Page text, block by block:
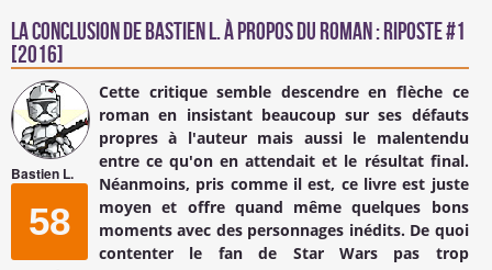
La conclusion deBastien L.à propos du Roman : Riposte #1
[2016]
Bastien L.
58
Cette critique semble descendre en flèche ce
roman en insistant beaucoup sur ses défauts
propres à l'auteur mais aussi le malentendu
entre ce qu'on en attendait et le résultat final.
Néanmoins, pris comme il est, ce livre est juste
moyen et offre quand même quelques bons
moments avec des personnages inédits. De quoi
contenter le fan de Star Wars pas trop